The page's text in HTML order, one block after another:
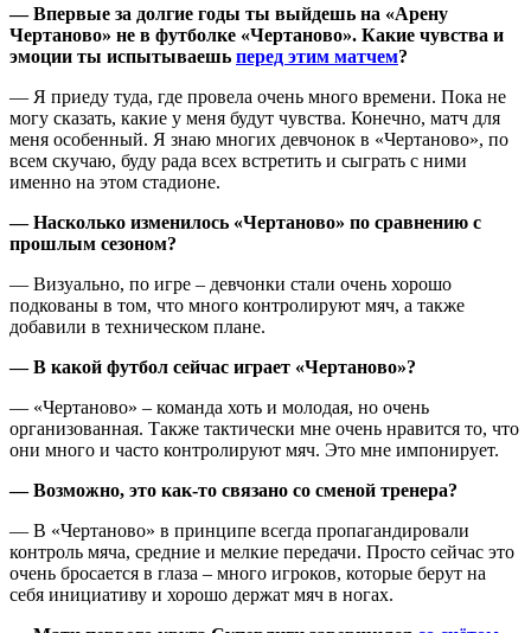
— Впервые за долгие годы ты выйдешь на «Арену
Чертаново» не в футболке «Чертаново». Какие чувства и
эмоции ты испытываешь перед этим матчем?
— Я приеду туда, где провела очень много времени. Пока не
могу сказать, какие у меня будут чувства. Конечно, матч для
меня особенный. Я знаю многих девчонок в «Чертаново», по
всем скучаю, буду рада всех встретить и сыграть с ними
именно на этом стадионе.
— Насколько изменилось «Чертаново» по сравнению с
прошлым сезоном?
— Визуально, по игре – девчонки стали очень хорошо
подкованы в том, что много контролируют мяч, а также
добавили в техническом плане.
— В какой футбол сейчас играет «Чертаново»?
— «Чертаново» – команда хоть и молодая, но очень
организованная. Также тактически мне очень нравится то, что
они много и часто контролируют мяч. Это мне импонирует.
— Возможно, это как-то связано со сменой тренера?
— В «Чертаново» в принципе всегда пропагандировали
контроль мяча, средние и мелкие передачи. Просто сейчас это
очень бросается в глаза – много игроков, которые берут на
себя инициативу и хорошо держат мяч в ногах.